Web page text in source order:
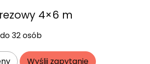
4×6 m
do 32 osób
Wyślij zapytanie